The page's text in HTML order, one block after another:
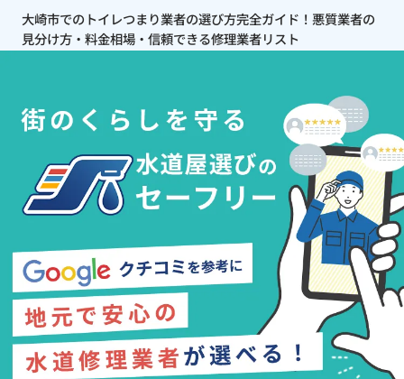
大崎市でのトイレつまり業者の選び方完全ガイド！悪質業者の
見分け方・料金相場・信頼できる修理業者リスト